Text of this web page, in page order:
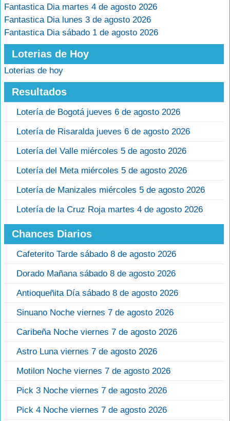
Fantastica Dia martes 4 de agosto 2026
Fantastica Dia lunes 3 de agosto 2026
Fantastica Dia sábado 1 de agosto 2026
Loterias de Hoy
Loterias de hoy
Resultados
Lotería de Bogotá jueves 6 de agosto 2026
Lotería de Risaralda jueves 6 de agosto 2026
Lotería del Valle miércoles 5 de agosto 2026
Lotería del Meta miércoles 5 de agosto 2026
Lotería de Manizales miércoles 5 de agosto 2026
Lotería de la Cruz Roja martes 4 de agosto 2026
Chances Diarios
Cafeterito Tarde sábado 8 de agosto 2026
Dorado Mañana sábado 8 de agosto 2026
Antioqueñita Día sábado 8 de agosto 2026
Sinuano Noche viernes 7 de agosto 2026
Caribeña Noche viernes 7 de agosto 2026
Astro Luna viernes 7 de agosto 2026
Motilon Noche viernes 7 de agosto 2026
Pick 3 Noche viernes 7 de agosto 2026
Pick 4 Noche viernes 7 de agosto 2026